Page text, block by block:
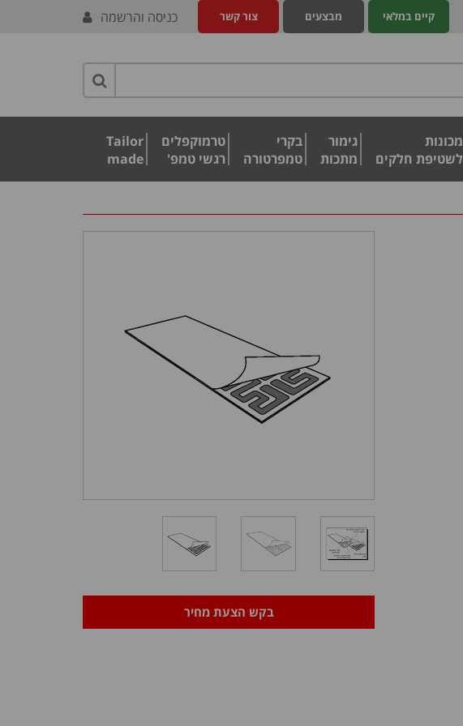
צור קשר מבצעים קיים במלאי כניסה והרשמה
מכונות
לשטיפת חלקים
גימור
מתכות
בקרי
טמפרטורה
טרמוקפלים
רגשי טמפ'
Tailor
made
בקש הצעת מחיר